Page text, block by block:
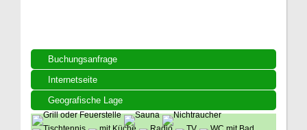
Buchungsanfrage
Internetseite
Geografische Lage